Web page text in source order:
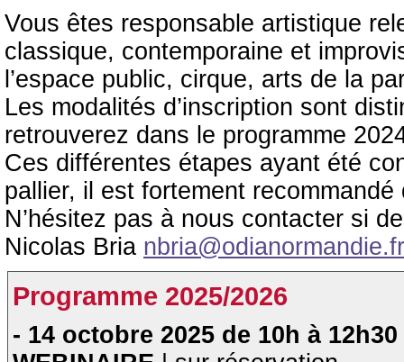
Vous êtes responsable artistique
classique, contemporaine et
l’espace public, cirque, arts de la
Les modalités d’inscription sont
retrouverez dans le programme
Ces différentes étapes ayant été
pallier, il est fortement
N’hésitez pas à nous contacter si
Nicolas Bria nbria@odianormandie.fr
Programme 2025/2026
- 14 octobre 2025 de 10h à 12h30